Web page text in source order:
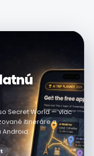
Secret World — viac
itineráre a
Android.